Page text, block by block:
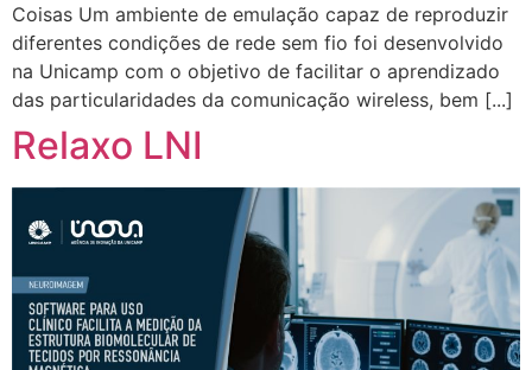
Coisas Um ambiente de emulação capaz de reproduzir
diferentes condições de rede sem fio foi desenvolvido
na Unicamp com o objetivo de facilitar o aprendizado
das particularidades da comunicação wireless, bem [...]
Relaxo LNI